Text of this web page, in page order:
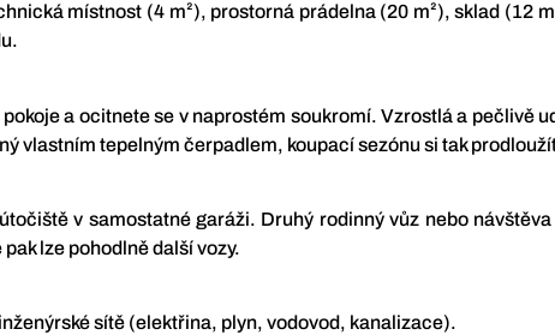
místnost (4 m²), prostorná prádelna (20 m²), sklad (12
a ocitnete se v naprostém soukromí. Vzrostlá a pečlivě
vlastním tepelným čerpadlem, koupací sezónu si tak
v samostatné garáži. Druhý rodinný vůz nebo
lze pohodlně další vozy.
sítě (elektřina, plyn, vodovod, kanalizace).